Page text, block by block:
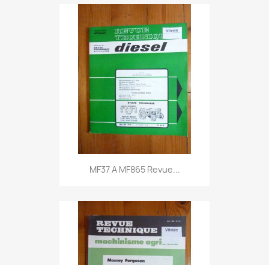
MF37 A MF865 Revue...